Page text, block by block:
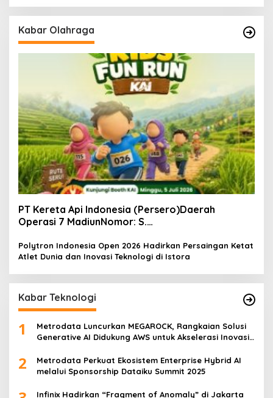
Kabar Olahraga
PT Kereta Api Indonesia (Persero)Daerah
Operasi 7 MadiunNomor: S.
Polytron Indonesia Open 2026 Hadirkan Persaingan Ketat
Atlet Dunia dan Inovasi Teknologi di Istora
Kabar Teknologi
1
Metrodata Luncurkan MEGAROCK, Rangkaian Solusi
Generative AI Didukung AWS untuk Akselerasi Inovasi
2
Metrodata Perkuat Ekosistem Enterprise Hybrid AI
melalui Sponsorship Dataiku Summit 2025
Infinix Hadirkan “Fragment of Anomaly” di Jakarta